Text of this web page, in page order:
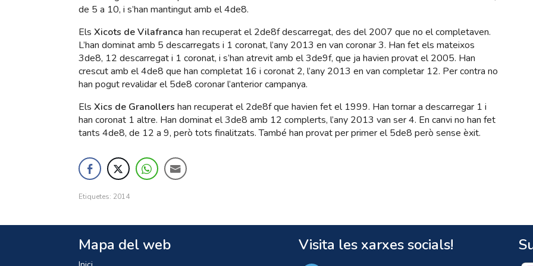
de 5 a 10, i s’han mantingut amb el 4de8.
Els Xicots de Vilafranca han recuperat el 2de8f descarregat, des del 2007 que no el completaven.
L’han dominat amb 5 descarregats i 1 coronat, l’any 2013 en van coronar 3. Han fet els mateixos
3de8, 12 descarregat i 1 coronat, i s’han atrevit amb el 3de9f, que ja havien provat el 2005. Han
crescut amb el 4de8 que han completat 16 i coronat 2, l’any 2013 en van completar 12. Per contra no
han pogut revalidar el 5de8 coronar l’anterior campanya.
Els Xics de Granollers han recuperat el 2de8f que havien fet el 1999. Han tornar a descarregar 1 i
han coronat 1 altre. Han dominat el 3de8 amb 12 complerts, l’any 2013 van ser 4. En canvi no han fet
tants 4de8, de 12 a 9, però tots finalitzats. També han provat per primer el 5de8 però sense èxit.
Etiquetes: 2014
Mapa del web Visita les xarxes socials!